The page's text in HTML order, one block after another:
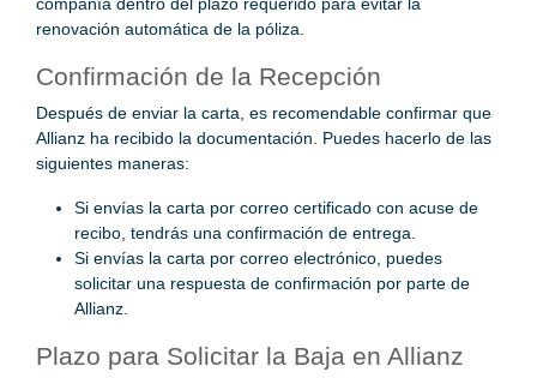
renovación automática de la póliza.
Confirmación de la Recepción
Después de enviar la carta, es recomendable confirmar que
Allianz ha recibido la documentación. Puedes hacerlo de las
siguientes maneras:
Si envías la carta por correo certificado con acuse de
recibo, tendrás una confirmación de entrega.
Si envías la carta por correo electrónico, puedes
solicitar una respuesta de confirmación por parte de
Allianz.
Plazo para Solicitar la Baja en Allianz